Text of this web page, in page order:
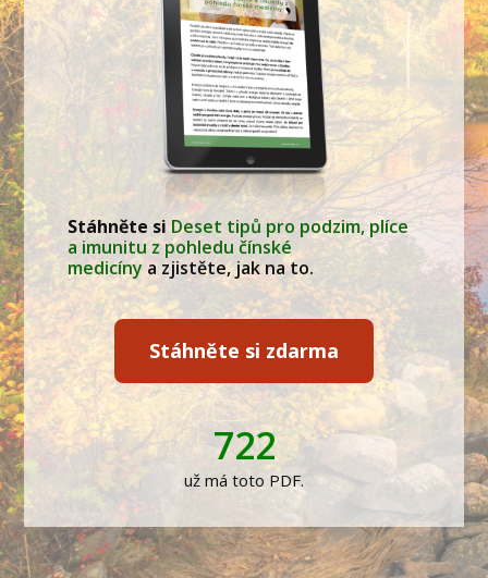
Stáhněte si Deset tipů pro podzim, plíce
a imunitu z pohledu čínské
medicínya zjistěte, jak na to.
Stáhněte si zdarma
722
už má toto PDF.